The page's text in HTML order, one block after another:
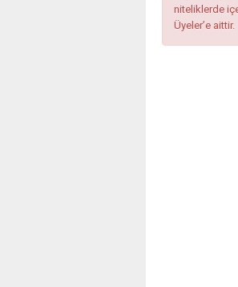
niteliklerde
Üyeler’e aittir.